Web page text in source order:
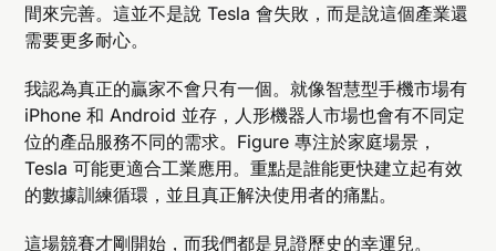
間來完善。這並不是說 Tesla 會失敗，而是說這個產業還
需要更多耐心。
我認為真正的贏家不會只有一個。就像智慧型手機市場有
iPhone 和 Android 並存，人形機器人市場也會有不同定
位的產品服務不同的需求。Figure 專注於家庭場景，
Tesla 可能更適合工業應用。重點是誰能更快建立起有效
的數據訓練循環，並且真正解決使用者的痛點。
這場競賽才剛開始，而我們都是見證歷史的幸運兒。